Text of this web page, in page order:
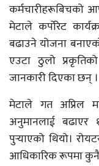
कर्मचारीहरूबिचको
मेटाले कर्पोरेट
बढाउने योजना
एउटा ठुलो
जानकारी दिएका छन् ।
मेटाले गत अप्रिल
अनुमानलाई
पुर्‍याएको थियो।
आधिकारिक रूपमा कुनै